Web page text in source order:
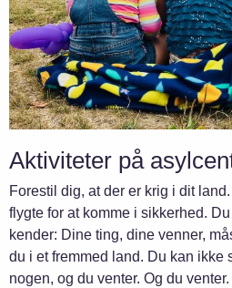
Aktiviteter på
Forestil dig, at der er krig i dit
flygte for at komme i sikkerhed.
kender: Dine ting, dine venner,
du i et fremmed land. Du kan ikke
nogen, og du venter. Og du